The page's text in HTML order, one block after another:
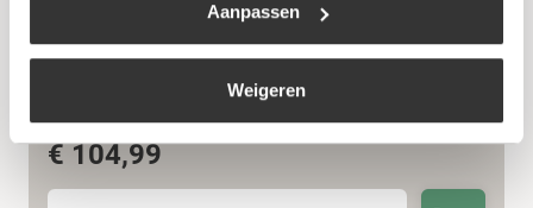
Aanpassen
Weigeren
Foker 1-Pits Kooktoestel
€104,99